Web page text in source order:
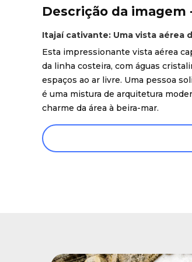
Descrição da imagem
Itajaí cativante: Uma vista aérea
Esta impressionante vista aérea
da linha costeira, com águas
espaços ao ar livre. Uma pessoa
é uma mistura de arquitetura
charme da área à beira-mar.